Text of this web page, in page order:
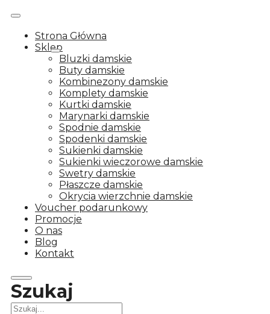
Strona Główna
Sklep
Bluzki damskie
Buty damskie
Kombinezony damskie
Komplety damskie
Kurtki damskie
Marynarki damskie
Spodnie damskie
Spodenki damskie
Sukienki damskie
Sukienki wieczorowe damskie
Swetry damskie
Płaszcze damskie
Okrycia wierzchnie damskie
Voucher podarunkowy
Promocje
O nas
Blog
Kontakt
Szukaj
Szukaj